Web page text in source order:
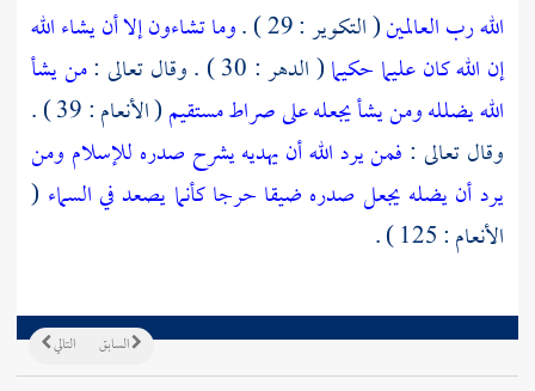
الله رب العالمين( التكوير : 29 ) .
وما تشاءون إلا أن يشاء الله
إن الله كان عليما حكيما( الدهر : 30 ) . وقال تعالى :
من يشأ
الله يضلله ومن يشأ يجعله على صراط مستقيم
( الأنعام : 39 ) .
وقال تعالى : فمن يرد الله أن يهديه يشرح صدره للإسلام ومن
يرد أن يضله يجعل صدره ضيقا حرجا كأنما يصعد في السماء (
الأنعام : 125 ) .
التالي السابق